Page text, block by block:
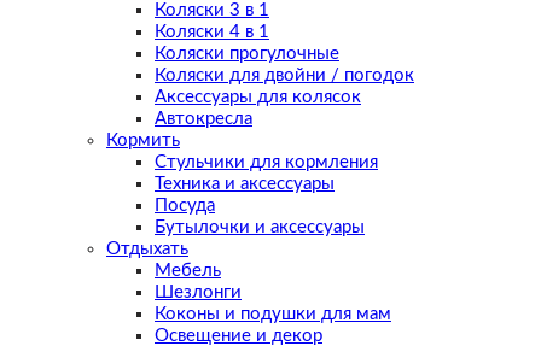
Коляски 3 в 1
Коляски 4 в 1
Коляски прогулочные
Коляски для двойни / погодок
Аксессуары для колясок
Автокресла
Кормить
Стульчики для кормления
Техника и аксессуары
Посуда
Бутылочки и аксессуары
Отдыхать
Мебель
Шезлонги
Коконы и подушки для мам
Освещение и декор